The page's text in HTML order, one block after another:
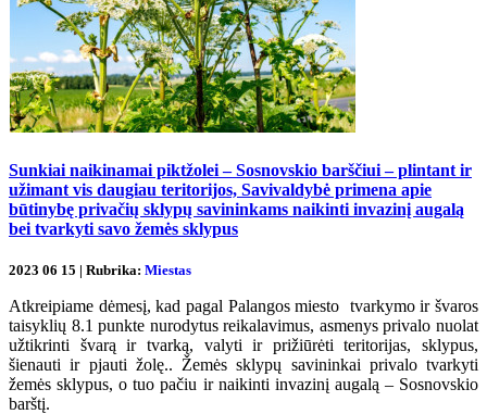
Sunkiai naikinamai piktžolei – Sosnovskio barščiui – plintant ir
užimant vis daugiau teritorijos, Savivaldybė primena apie
būtinybę privačių sklypų savininkams naikinti invazinį augalą
bei tvarkyti savo žemės sklypus
2023 06 15 | Rubrika: Miestas
Atkreipiame dėmesį, kad pagal Palangos miesto tvarkymo ir švaros
taisyklių 8.1 punkte nurodytus reikalavimus, asmenys privalo nuolat
užtikrinti švarą ir tvarką, valyti ir prižiūrėti teritorijas, sklypus,
šienauti ir pjauti žolę.. Žemės sklypų savininkai privalo tvarkyti
žemės sklypus, o tuo pačiu ir naikinti invazinį augalą – Sosnovskio
barštį.